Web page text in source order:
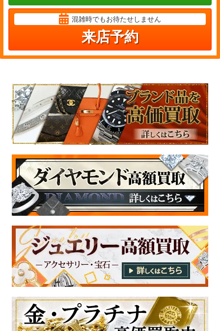
混雑時でもお待たせしません
来店予約